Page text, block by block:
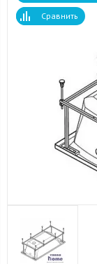
Сравнить